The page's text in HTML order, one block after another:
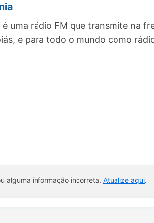
uma rádio FM que transmite na
e para todo o mundo como
alguma informação incorreta. Atualize aqui.